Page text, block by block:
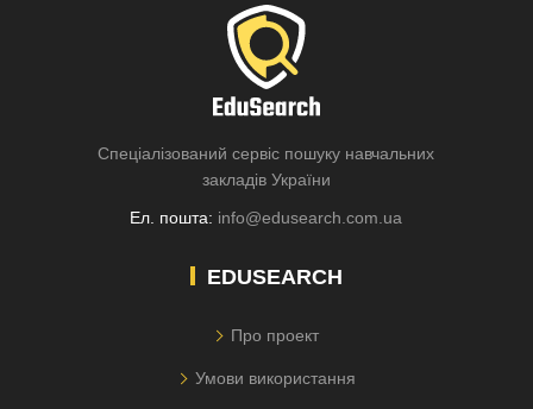
Спеціалізований сервіс пошуку навчальних
закладів України
Ел. пошта: info@edusearch.com.ua
EDUSEARCH
Про проект
Умови використання